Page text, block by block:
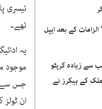
کے بعد ایپل
سب سے زیادہ کرپٹو
کے ہیکرز نے
تیسری
تھے۔
یہ
موجود
جس سے
ان